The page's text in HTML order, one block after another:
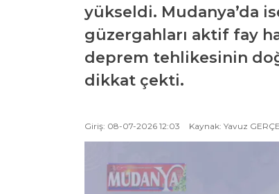
yükseldi. Mudanya’da
güzergahları aktif fay
deprem tehlikesinin
dikkat çekti.
Giriş: 08-07-2026 12:03 Kaynak: Yavuz